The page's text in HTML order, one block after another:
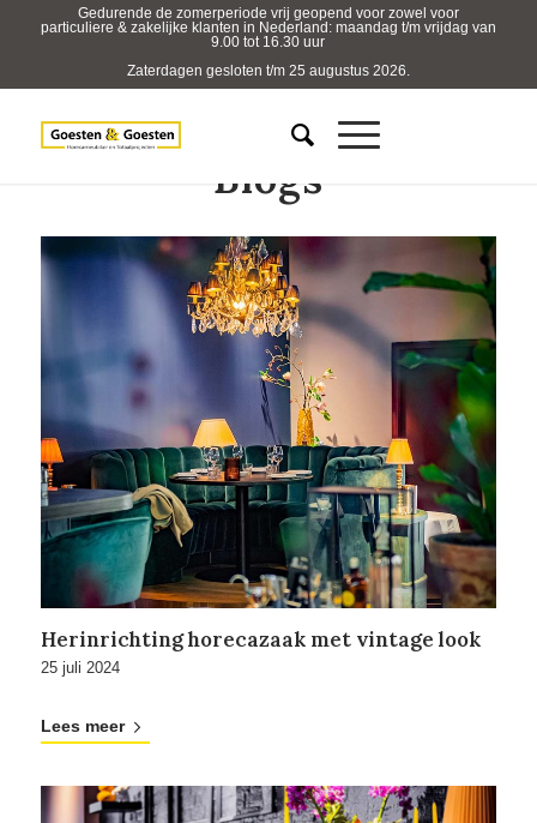
Gedurende de zomerperiode vrij geopend voor zowel voor
particuliere & zakelijke klanten in Nederland: maandag t/m vrijdag van
9.00 tot 16.30 uur
Zaterdagen gesloten t/m 25 augustus 2026.
Blogs
Herinrichting horecazaak met vintage look
25 juli 2024
Lees meer